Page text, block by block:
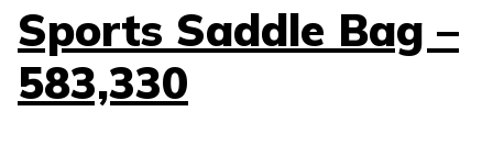
Sports Saddle Bag –
583,330